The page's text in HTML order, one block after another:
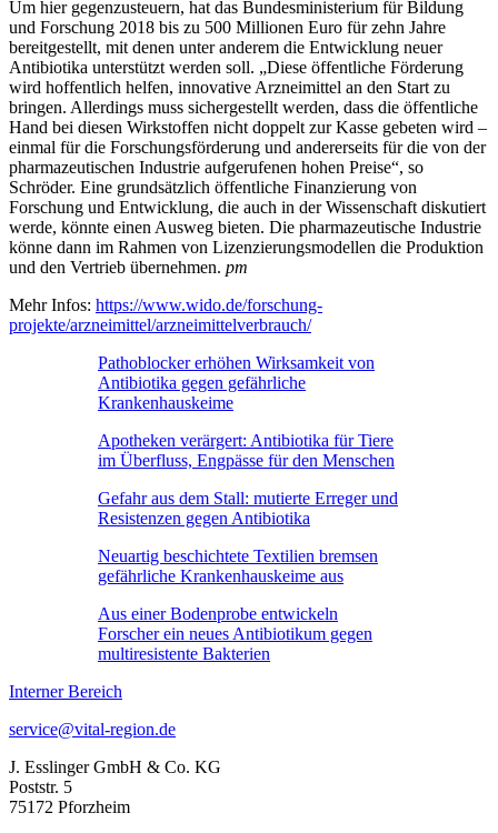
Um hier gegenzusteuern, hat das Bundesministerium für Bildung
und Forschung 2018 bis zu 500 Millionen Euro für zehn Jahre
bereitgestellt, mit denen unter anderem die Entwicklung neuer
Antibiotika unterstützt werden soll. „Diese öffentliche Förderung
wird hoffentlich helfen, innovative Arzneimittel an den Start zu
bringen. Allerdings muss sichergestellt werden, dass die öffentliche
Hand bei diesen Wirkstoffen nicht doppelt zur Kasse gebeten wird –
einmal für die Forschungsförderung und andererseits für die von der
pharmazeutischen Industrie aufgerufenen hohen Preise“, so
Schröder. Eine grundsätzlich öffentliche Finanzierung von
Forschung und Entwicklung, die auch in der Wissenschaft diskutiert
werde, könnte einen Ausweg bieten. Die pharmazeutische Industrie
könne dann im Rahmen von Lizenzierungsmodellen die Produktion
und den Vertrieb übernehmen. pm
Mehr Infos: https://www.wido.de/forschung-
projekte/arzneimittel/arzneimittelverbrauch/
Pathoblocker erhöhen Wirksamkeit von
Antibiotika gegen gefährliche
Krankenhauskeime
Apotheken verärgert: Antibiotika für Tiere
im Überfluss, Engpässe für den Menschen
Gefahr aus dem Stall: mutierte Erreger und
Resistenzen gegen Antibiotika
Neuartig beschichtete Textilien bremsen
gefährliche Krankenhauskeime aus
Aus einer Bodenprobe entwickeln
Forscher ein neues Antibiotikum gegen
multiresistente Bakterien
Interner Bereich
service@vital-region.de
J. Esslinger GmbH & Co. KG
Poststr. 5
75172 Pforzheim